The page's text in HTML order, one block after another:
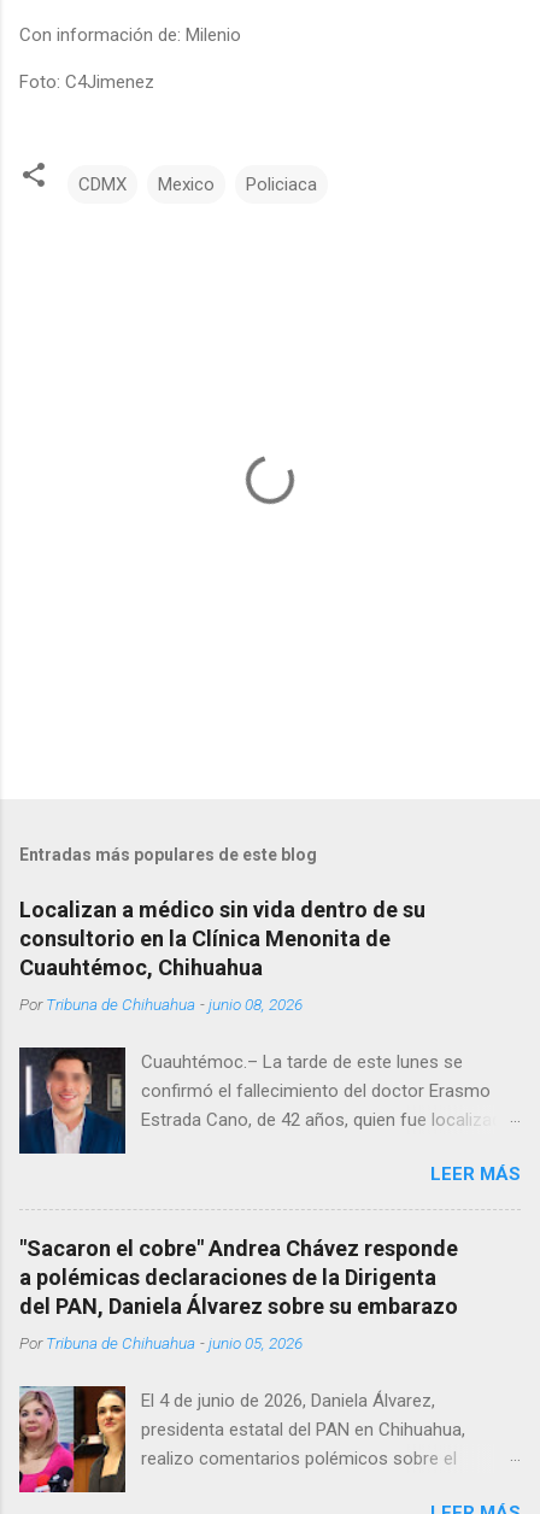
Con información de: Milenio
Foto: C4Jimenez
CDMX Mexico Policiaca
Entradas más populares de este blog
Localizan a médico sin vida dentro de su
consultorio en la Clínica Menonita de
Cuauhtémoc, Chihuahua
PorTribuna de Chihuahua -junio 08, 2026
Cuauhtémoc.– La tarde de este lunes se
confirmó el fallecimiento del doctor Erasmo
Estrada Cano, de 42 años, quien fue localizado
Menonita, ubicada en el kilómetro 10 del
Corredor Comercial. Según reportes el médico
se habría quitado la vida mientras permanecía
encerrado en el consultorio, por lo que
autoridades tuvieron que derribar la puerta,
Estrada, quien se desempeñó como presidente
un médico reconocido en la región.
LEER MÁS
"Sacaron el cobre" Andrea Chávez responde
a polémicas declaraciones de la Dirigenta
del PAN, Daniela Álvarez sobre su embarazo
PorTribuna de Chihuahua -junio 05, 2026
El 4 de junio de 2026, Daniela Álvarez,
presidenta estatal del PAN en Chihuahua,
realizo comentarios polémicos sobre el